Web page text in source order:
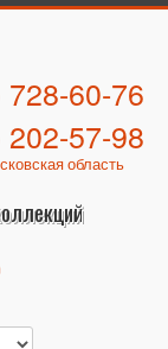
60-76
57-98
область